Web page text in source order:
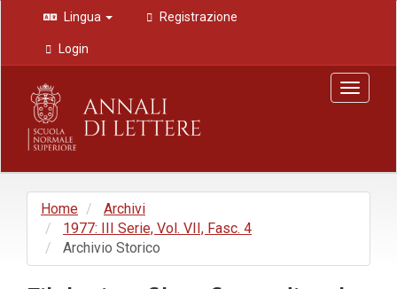
Navigazione
principale
Contenuto
principale
Barra
laterale
Lingua Registrazione
Login
Toggle
Home
Archivi
1977: III Serie, Vol. VII, Fasc. 4
Archivio Storico